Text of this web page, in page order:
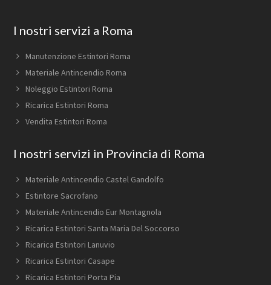
Footer
I nostri servizi a Roma
Manutenzione Estintori Roma
Materiale Antincendio Roma
Noleggio Estintori Roma
Ricarica Estintori Roma
Vendita Estintori Roma
I nostri servizi in Provincia di Roma
Materiale Antincendio Castel Gandolfo
Estintore Sacrofano
Materiale Antincendio Eur Montagnola
Ricarica Estintori Santa Maria Del Soccorso
Ricarica Estintori Lanuvio
Ricarica Estintori Casape
Ricarica Estintori Porta Pia